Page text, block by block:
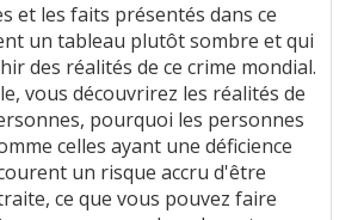
et les faits présentés dans ce
un tableau plutôt sombre et qui
des réalités de ce crime mondial.
vous découvrirez les réalités de
pourquoi les personnes
celles ayant une déficience
un risque accru d'être
ce que vous pouvez faire